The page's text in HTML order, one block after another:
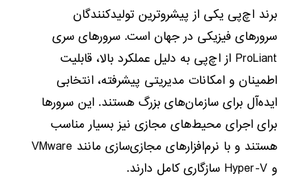
برند اچ‌پی یکی از پیشروترین تولیدکنندگان
سرورهای فیزیکی در جهان است. سرورهای سری
ProLiant از اچ‌پی به دلیل عملکرد بالا، قابلیت
اطمینان و امکانات مدیریتی پیشرفته، انتخابی
ایده‌آل برای سازمان‌های بزرگ هستند. این سرورها
برای اجرای محیط‌های مجازی نیز بسیار مناسب
هستند و با نرم‌افزارهای مجازی‌سازی مانند VMware
و Hyper-V سازگاری کامل دارند.